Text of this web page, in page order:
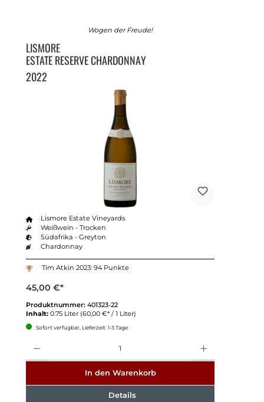
Wogen der Freude!
LISMORE
ESTATE RESERVE CHARDONNAY
2022
Lismore Estate Vineyards
Weißwein - Trocken
Südafrika - Greyton
Chardonnay
Tim Atkin 2023: 94 Punkte
45,00 €*
Produktnummer: 401323-22
Inhalt: 0.75 Liter (60,00 €* / 1 Liter)
Sofort verfügbar, Lieferzeit: 1-3 Tage
In den Warenkorb
Details